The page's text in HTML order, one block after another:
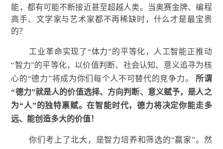
能，都有可能不断接近甚至超越人类。当奥赛金牌、编程
高手、文学家与艺术家都不再稀缺时，什么才是最宝贵
的？
工业革命实现了“体力”的平等化，人工智能正推动
“智力”的平等化，以价值判断、社会认知、意义追寻为核
心的“德力”将成为你们每个人不可替代的竞争力。 所谓
“德力”就是人的价值选择、方向判断、意义赋予，是人之
为“人”的独特禀赋。在智能时代，德力将决定你能走多
远、能创造多大的价值！
你们考上了北大，是智力培养和筛选的“赢家”。然